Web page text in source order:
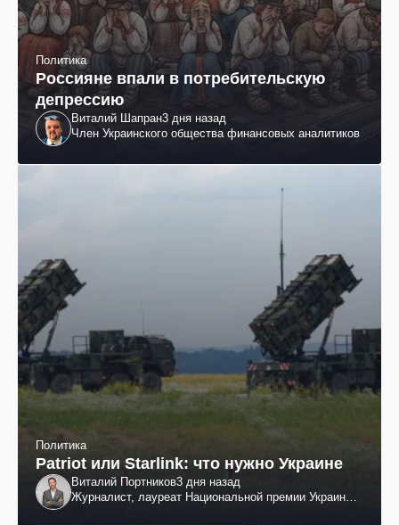
Политика
Россияне впали в потребительскую
депрессию
Виталий Шапран3 дня назад
Член Украинского общества финансовых аналитиков
Политика
Patriot или Starlink: что нужно Украине
Виталий Портников3 дня назад
Журналист, лауреат Национальной премии Украины